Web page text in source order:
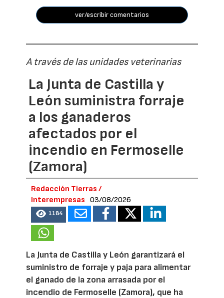
ver/escribir comentarios
A través de las unidades veterinarias
La Junta de Castilla y
León suministra forraje
a los ganaderos
afectados por el
incendio en Fermoselle
(Zamora)
Redacción Tierras /
Interempresas
03/08/2026
1184
La Junta de Castilla y León garantizará el
suministro de forraje y paja para alimentar
el ganado de la zona arrasada por el
incendio de Fermoselle (Zamora), que ha